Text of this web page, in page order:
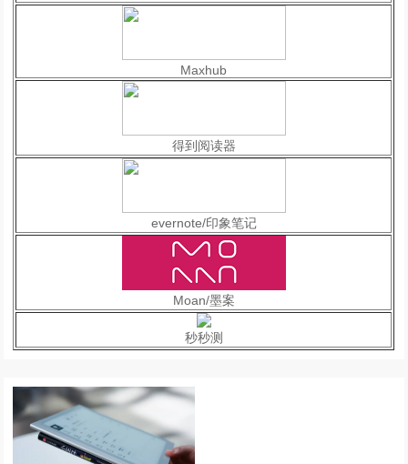
Maxhub
得到阅读器
evernote/印象笔记
Moan/墨案
秒秒测